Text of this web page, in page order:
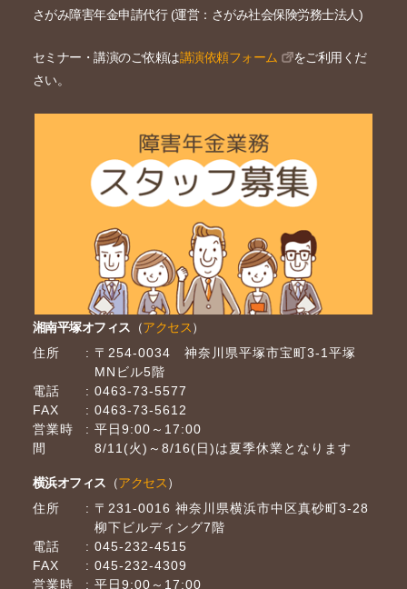
さがみ障害年金申請代行 (運営：さがみ社会保険労務士法人)
セミナー・講演のご依頼は講演依頼フォーム
をご利用くだ
さい。
湘南平塚オフィス （アクセス）
住所
〒254-0034 神奈川県平塚市宝町3-1平塚
MNビル5階
電話
0463-73-5577
FAX
0463-73-5612
営業時
間
平日9:00～17:00
8/11(火)～8/16(日)は夏季休業となります
横浜オフィス （アクセス）
住所
〒231-0016 神奈川県横浜市中区真砂町3-28
柳下ビルディング7階
電話
045-232-4515
FAX
045-232-4309
営業時
平日9:00～17:00